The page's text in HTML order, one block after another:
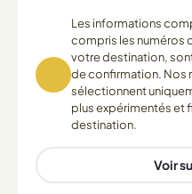
Les informations
compris les numéros
votre destination,
de confirmation. Nos
sélectionnent
plus expérimentés et
destination.
Voir